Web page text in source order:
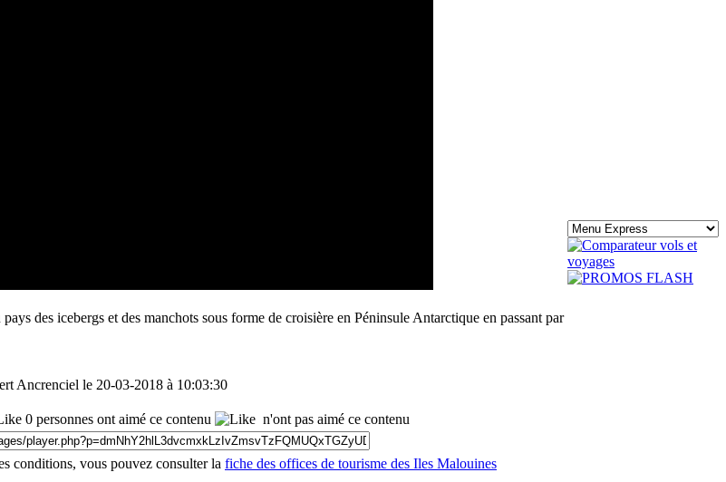
des icebergs et des manchots sous forme de croisière en Péninsule Antarctique en passant par
Ancrenciel le 20-03-2018 à 10:03:30
0 personnes ont aimé ce contenu
n'ont pas aimé ce contenu
conditions, vous pouvez consulter la fiche des offices de tourisme des Iles Malouines